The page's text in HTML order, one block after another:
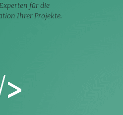
für die
Ihrer Projekte.